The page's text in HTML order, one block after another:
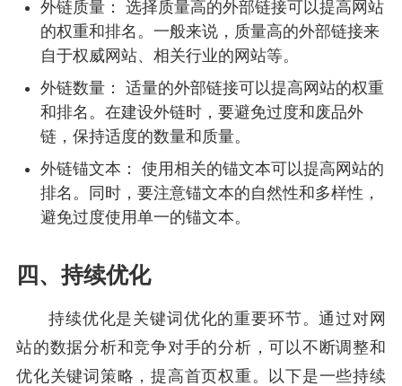
外链质量： 选择质量高的外部链接可以提高网站
的权重和排名。一般来说，质量高的外部链接来
自于权威网站、相关行业的网站等。
外链数量： 适量的外部链接可以提高网站的权重
和排名。在建设外链时，要避免过度和废品外
链，保持适度的数量和质量。
外链锚文本： 使用相关的锚文本可以提高网站的
排名。同时，要注意锚文本的自然性和多样性，
避免过度使用单一的锚文本。
四、持续优化
持续优化是关键词优化的重要环节。通过对网
站的数据分析和竞争对手的分析，可以不断调整和
优化关键词策略，提高首页权重。以下是一些持续